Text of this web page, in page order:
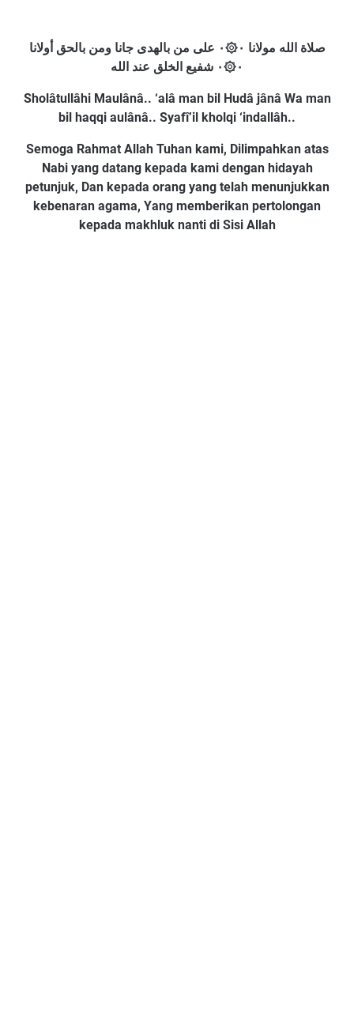
صلاة الله مولانا ۰۞۰ علی من بالهدی جانا ومن بالحق أولانا
۰۞۰ شفيع الخلق عند الله
Sholâtullâhi Maulânâ.. ‘alâ man bil Hudâ jânâ Wa man
bil haqqi aulânâ.. Syafî’il kholqi ‘indallâh..
Semoga Rahmat Allah Tuhan kami, Dilimpahkan atas
Nabi yang datang kepada kami dengan hidayah
petunjuk, Dan kepada orang yang telah menunjukkan
kebenaran agama, Yang memberikan pertolongan
kepada makhluk nanti di Sisi Allah